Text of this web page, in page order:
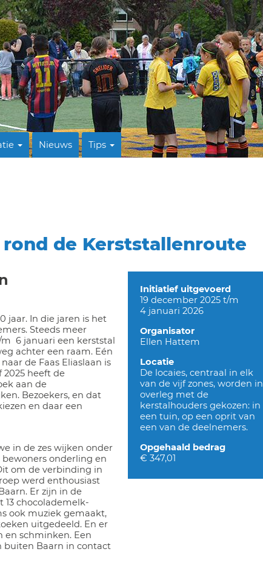
Nieuws Tips
de Kerststallenroute
jaar. In die jaren is het
Steeds meer
m 6 januari een kerststal
achter een raam. Eén
de Faas Eliaslaan is
2025 heeft de
aan de
Bezoekers, en dat
en daar een
in de zes wijken onder
onderling en
om de verbinding in
werd enthousiast
Er zijn in de
13 chocolademelk-
ook muziek gemaakt,
uitgedeeld. En er
schminken. Een
buiten Baarn in contact
Initiatief uitgevoerd
19 december 2025 t/m
4 januari 2026
Organisator
Ellen Hattem
Locatie
De locaies, centraal in elk
van de vijf zones, worden in
overleg met de
kerstalhouders gekozen: in
een tuin, op een oprit van
een van de deelnemers.
Opgehaald bedrag
€ 347,01